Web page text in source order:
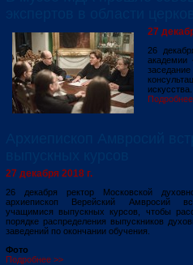
27
26
академии
искусства.
27 декабря 2018 г.
26 декабря ректор Московской
архиепископ Верейский Амвросий
учащимися выпускных курсов, чтобы
порядке распределения выпускников
заведений по окончании обучения.
Фото
Подробнее >>